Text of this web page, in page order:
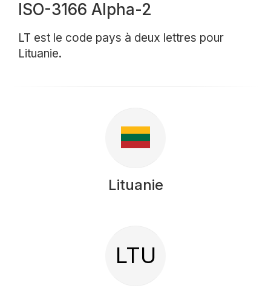
ISO-3166 Alpha-2
LT est le code pays à deux lettres pour
Lituanie.
Lituanie
LTU